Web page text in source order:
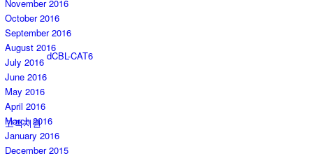
dCBL-CAT6
고객지원
November 2016
October 2016
September 2016
August 2016
July 2016
June 2016
May 2016
April 2016
March 2016
January 2016
December 2015